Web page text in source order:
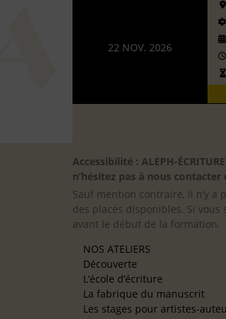
22 NOV. 2026
Accessibilité : ALEPH-
n’hésitez pas à nous
Sauf mention contraire, il n’y a
des places disponibles. Si
avant le début de la formation.
NOS ATELIERS
Découverte
L’école d’écriture
La fabrique du manuscrit
Les stages pour artistes-